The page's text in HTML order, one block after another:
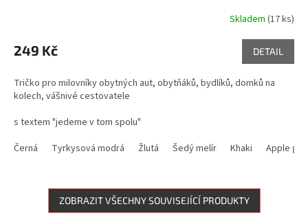
Skladem (17 ks)
249 Kč DETAIL
Tričko pro milovníky obytných aut, obytňáků, bydlíků, domků na
kolech, vášnivé cestovatele
s textem "jedeme v tom spolu"
Černá
Tyrkysová modrá Žlutá Šedý melír Khaki Apple
ZOBRAZIT VŠECHNY SOUVISEJÍCÍ PRODUKTY